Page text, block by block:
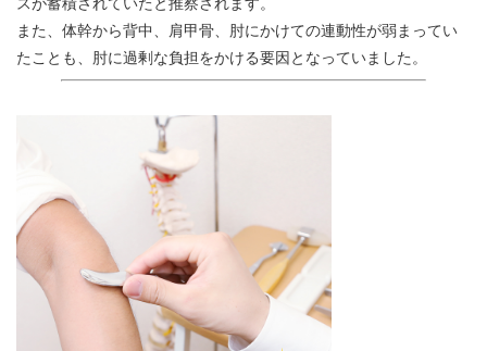
スが蓄積されていたと推察されます。
また、体幹から背中、肩甲骨、肘にかけての連動性が弱まってい
たことも、肘に過剰な負担をかける要因となっていました。